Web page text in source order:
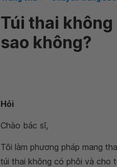
Túi thai
sao không?
Hỏi
Chào bác sĩ,
Tôi làm phương pháp mang
túi thai không có phôi và cho